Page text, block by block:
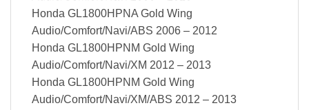
Honda GL1800HPNA Gold Wing
Audio/Comfort/Navi/ABS 2006 – 2012
Honda GL1800HPNM Gold Wing
Audio/Comfort/Navi/XM 2012 – 2013
Honda GL1800HPNM Gold Wing
Audio/Comfort/Navi/XM/ABS 2012 – 2013